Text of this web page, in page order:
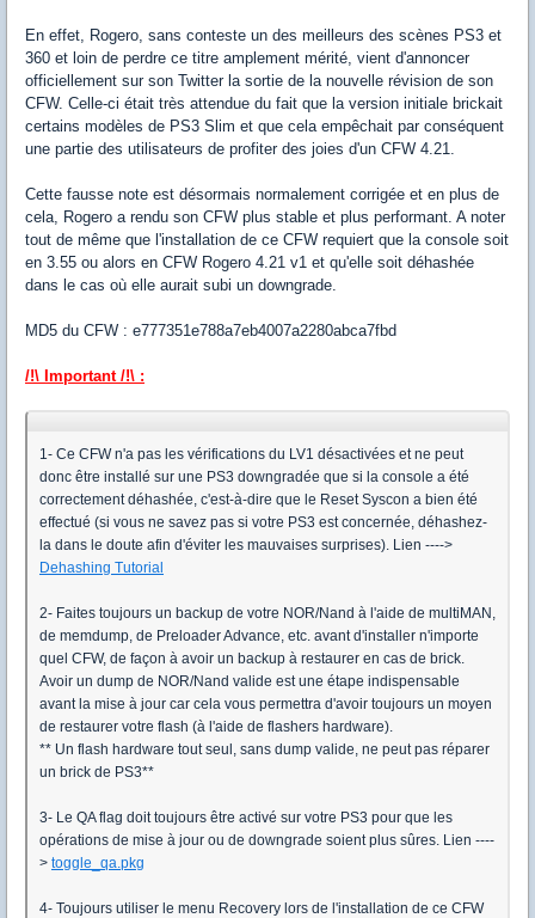
En effet, Rogero, sans conteste un des meilleurs des scènes PS3 et
360 et loin de perdre ce titre amplement mérité, vient d'annoncer
officiellement sur son Twitter la sortie de la nouvelle révision de son
CFW. Celle-ci était très attendue du fait que la version initiale brickait
certains modèles de PS3 Slim et que cela empêchait par conséquent
une partie des utilisateurs de profiter des joies d'un CFW 4.21.
Cette fausse note est désormais normalement corrigée et en plus de
cela, Rogero a rendu son CFW plus stable et plus performant. A noter
tout de même que l'installation de ce CFW requiert que la console soit
en 3.55 ou alors en CFW Rogero 4.21 v1 et qu'elle soit déhashée
dans le cas où elle aurait subi un downgrade.
MD5 du CFW : e777351e788a7eb4007a2280abca7fbd
/!\ Important /!\ :
1- Ce CFW n'a pas les vérifications du LV1 désactivées et ne peut
donc être installé sur une PS3 downgradée que si la console a été
correctement déhashée, c'est-à-dire que le Reset Syscon a bien été
effectué (si vous ne savez pas si votre PS3 est concernée, déhashez-
la dans le doute afin d'éviter les mauvaises surprises). Lien ---->
Dehashing Tutorial
2- Faites toujours un backup de votre NOR/Nand à l'aide de multiMAN,
de memdump, de Preloader Advance, etc. avant d'installer n'importe
quel CFW, de façon à avoir un backup à restaurer en cas de brick.
Avoir un dump de NOR/Nand valide est une étape indispensable
avant la mise à jour car cela vous permettra d'avoir toujours un moyen
de restaurer votre flash (à l'aide de flashers hardware).
** Un flash hardware tout seul, sans dump valide, ne peut pas réparer
un brick de PS3**
3- Le QA flag doit toujours être activé sur votre PS3 pour que les
opérations de mise à jour ou de downgrade soient plus sûres. Lien ----
> toggle_qa.pkg
4- Toujours utiliser le menu Recovery lors de l'installation de ce CFW